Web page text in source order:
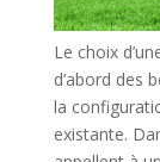
Le choix
d’abord des
la
existante.